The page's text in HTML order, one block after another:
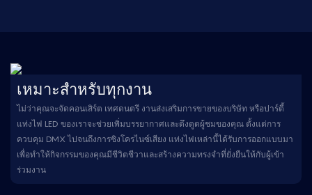
เหมาะสำหรับทุกงาน
ไม่ว่าคุณจะจัดคอนเสิร์ต เทศดนตรี งานส่งเสริมการขายของบริษัท หรือปาร์ตี้
แท่งไฟ LED ของเราจะช่วยเพิ่มบรรยากาศและดึงดูดผู้ชมของคุณ ตั้งแต่การ
ควบคุม DMX ไปจนถึงการซิงโครไนซ์เสียง แท่งไฟเหล่านี้ได้รับการออกแบบมา
เพื่อทำให้กิจกรรมของคุณมีชีวิตชีวาและสร้างความทรงจำที่ยั่งยืนให้กับผู้เข้า
ร่วมงาน